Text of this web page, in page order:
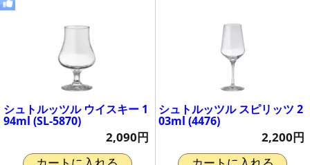
シュトルッツル ウイスキー 1
94ml (SL-5870)
2,090円
シュトルッツル スピリッツ 2
03ml (4476)
2,200円